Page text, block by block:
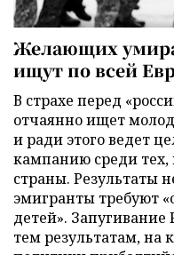
Желающих
ищут по всей
В страхе перед
отчаянно ищет
и ради этого ведет
кампанию среди тех,
страны. Результаты
эмигранты требуют
детей». Запугивание
тем результатам, на